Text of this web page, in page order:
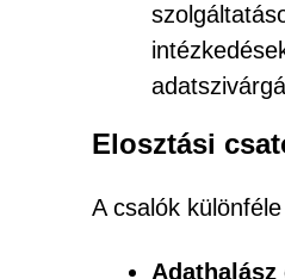
Elosztási
A csalók
Adathalász